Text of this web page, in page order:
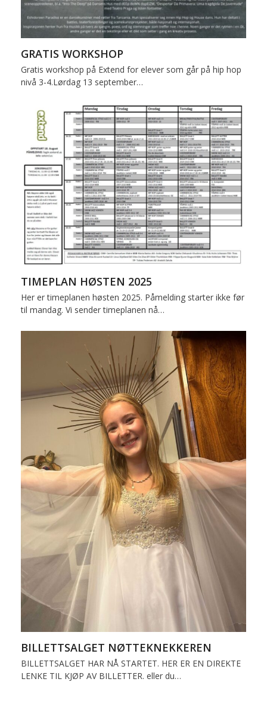
GRATIS WORKSHOP
Gratis workshop på Extend for elever som går på hip hop
nivå 3-4.Lørdag 13 september…
TIMEPLAN HØSTEN 2025
Her er timeplanen høsten 2025. Påmelding starter ikke før
til mandag. Vi sender timeplanen nå…
BILLETTSALGET NØTTEKNEKKEREN
BILLETTSALGET HAR NÅ STARTET. HER ER EN DIREKTE
LENKE TIL KJØP AV BILLETTER. eller du…